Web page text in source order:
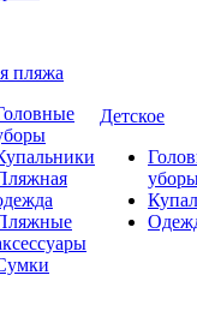
пляжа
Детское